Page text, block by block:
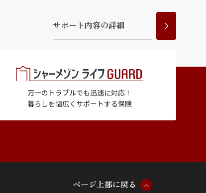
サポー ト内容の詳細
万一のトラブルでも迅速に対応！
暮らしを幅広くサポートする保険
ページ上部に戻る